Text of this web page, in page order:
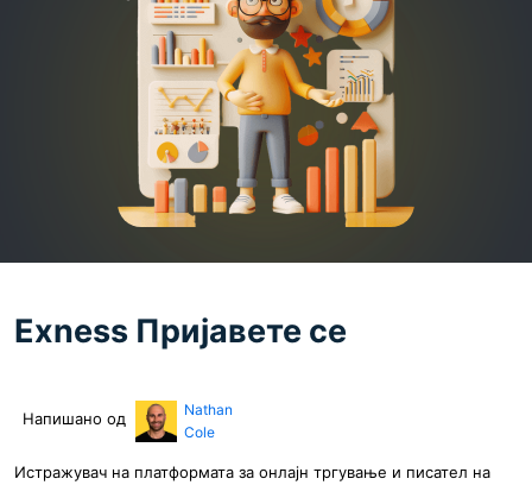
Exness Пријавете се
Напишано од
Nathan
Cole
Истражувач на платформата за онлајн тргување и писател на